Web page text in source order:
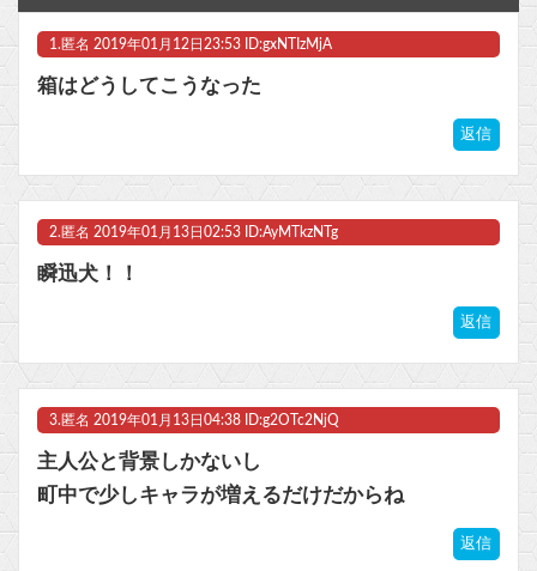
任天堂‥売上高5,178 億円（-9.5 ％）営業利益 1,425 億円（+150.5 %）
【にじさんじ】りかしぃ悲鳴が迫真すぎる
令和版両津勘吉の声優、マジで予想つかないｗｗｗｗ他
1. 匿名 2019年01月12日23:53 ID:gxNTIzMjA
箱はどうしてこうなった
返信
2. 匿名 2019年01月13日02:53 ID:AyMTkzNTg
瞬迅犬！！
返信
3. 匿名 2019年01月13日04:38 ID:g2OTc2NjQ
主人公と背景しかないし
町中で少しキャラが増えるだけだからね
返信